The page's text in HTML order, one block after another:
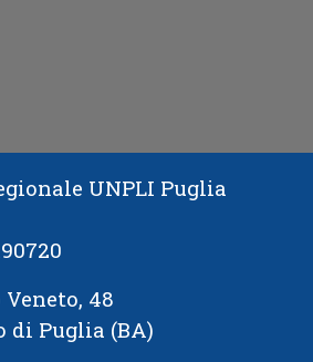
UNPLI Puglia
48
di Puglia (BA)